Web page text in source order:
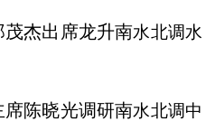
杰出席龙升南水北调水
陈晓光调研南水北调中